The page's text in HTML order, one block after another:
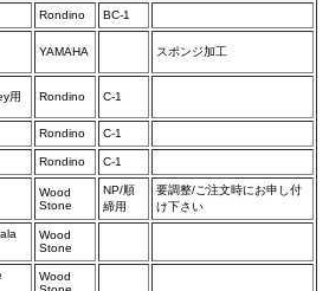
Rondino BC-1
YAMAHA スポンジ加工
用 Rondino C-1
Rondino C-1
Rondino C-1
Wood
Stone
NP/順
締用
要調整/ご注文時にお申し付
け下さい
Wood
Stone
Wood